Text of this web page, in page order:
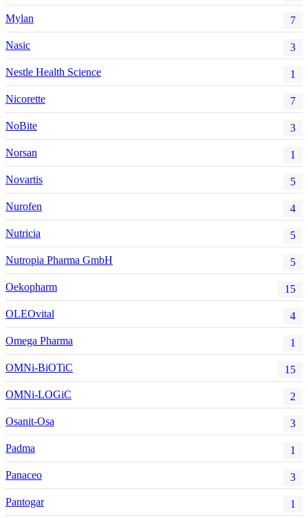
Mylan 7
Nasic 3
Nestle Health Science 1
Nicorette 7
NoBite 3
Norsan 1
Novartis 5
Nurofen 4
Nutricia 5
Nutropia Pharma GmbH 5
Oekopharm 15
OLEOvital 4
Omega Pharma 1
OMNi-BiOTiC 15
OMNi-LOGiC 2
Osanit-Osa 3
Padma 1
Panaceo 3
Pantogar 1